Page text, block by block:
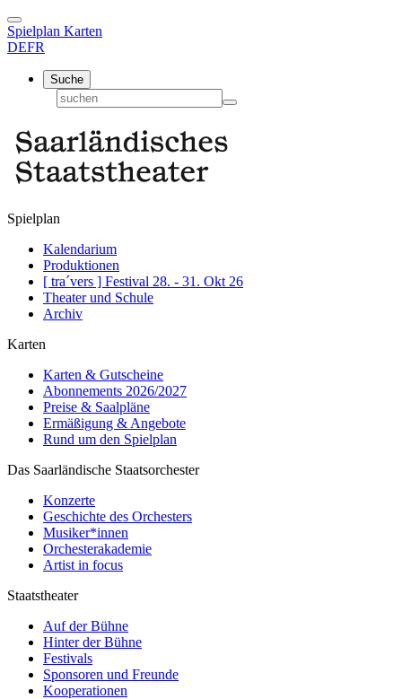
Spielplan Karten
DEFR
Suche
Spielplan
Kalendarium
Produktionen
[ tra´vers ] Festival 28. - 31. Okt 26
Theater und Schule
Archiv
Karten
Karten & Gutscheine
Abonnements 2026/2027
Preise & Saalpläne
Ermäßigung & Angebote
Rund um den Spielplan
Das Saarländische Staatsorchester
Konzerte
Geschichte des Orchesters
Musiker*innen
Orchesterakademie
Artist in focus
Staatstheater
Auf der Bühne
Hinter der Bühne
Festivals
Sponsoren und Freunde
Kooperationen